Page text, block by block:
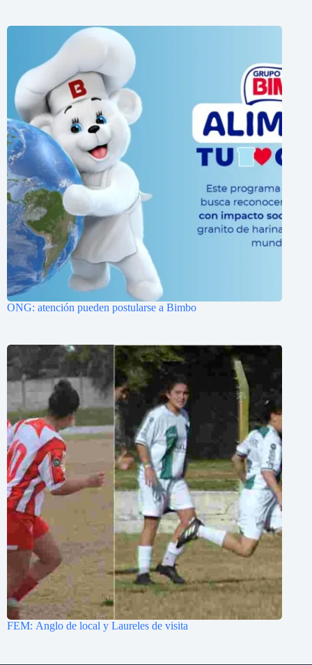
ONG: atención pueden postularse a Bimbo
FEM: Anglo de local y Laureles de visita